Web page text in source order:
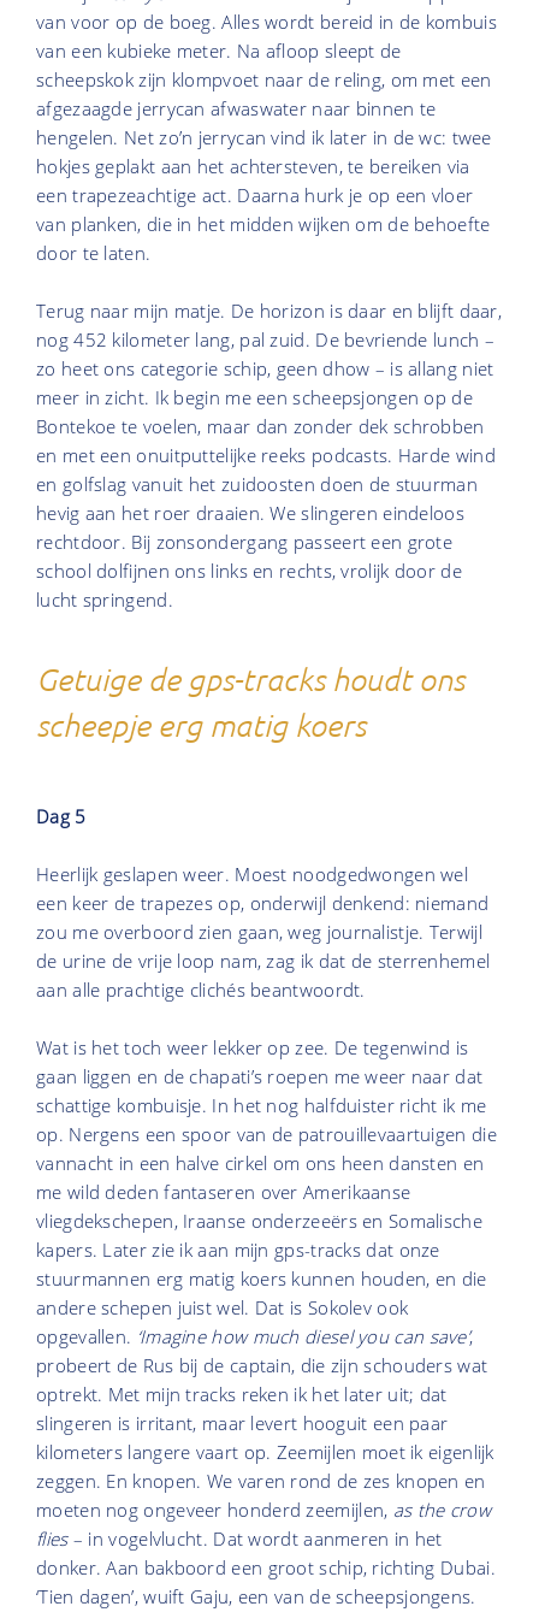
van voor op de boeg. Alles wordt bereid in de kombuis
van een kubieke meter. Na afloop sleept de
scheepskok zijn klompvoet naar de reling, om met een
afgezaagde jerrycan afwaswater naar binnen te
hengelen. Net zo’n jerrycan vind ik later in de wc: twee
hokjes geplakt aan het achtersteven, te bereiken via
een trapezeachtige act. Daarna hurk je op een vloer
van planken, die in het midden wijken om de behoefte
door te laten.
Terug naar mijn matje. De horizon is daar en blijft daar,
nog 452 kilometer lang, pal zuid. De bevriende lunch –
zo heet ons categorie schip, geen dhow – is allang niet
meer in zicht. Ik begin me een scheepsjongen op de
Bontekoe te voelen, maar dan zonder dek schrobben
en met een onuitputtelijke reeks podcasts. Harde wind
en golfslag vanuit het zuidoosten doen de stuurman
hevig aan het roer draaien. We slingeren eindeloos
rechtdoor. Bij zonsondergang passeert een grote
school dolfijnen ons links en rechts, vrolijk door de
lucht springend.
Getuige de gps-tracks houdt ons
scheepje erg matig koers
Dag 5
Heerlijk geslapen weer. Moest noodgedwongen wel
een keer de trapezes op, onderwijl denkend: niemand
zou me overboord zien gaan, weg journalistje. Terwijl
de urine de vrije loop nam, zag ik dat de sterrenhemel
aan alle prachtige clichés beantwoordt.
Wat is het toch weer lekker op zee. De tegenwind is
gaan liggen en de chapati’s roepen me weer naar dat
schattige kombuisje. In het nog halfduister richt ik me
op. Nergens een spoor van de patrouillevaartuigen die
vannacht in een halve cirkel om ons heen dansten en
me wild deden fantaseren over Amerikaanse
vliegdekschepen, Iraanse onderzeeërs en Somalische
kapers. Later zie ik aan mijn gps-tracks dat onze
stuurmannen erg matig koers kunnen houden, en die
andere schepen juist wel. Dat is Sokolev ook
opgevallen. ‘Imagine how much diesel you can save’,
probeert de Rus bij de captain, die zijn schouders wat
optrekt. Met mijn tracks reken ik het later uit; dat
slingeren is irritant, maar levert hooguit een paar
kilometers langere vaart op. Zeemijlen moet ik eigenlijk
zeggen. En knopen. We varen rond de zes knopen en
moeten nog ongeveer honderd zeemijlen, as the crow
flies– in vogelvlucht. Dat wordt aanmeren in het
donker. Aan bakboord een groot schip, richting Dubai.
‘Tien dagen’, wuift Gaju, een van de scheepsjongens.